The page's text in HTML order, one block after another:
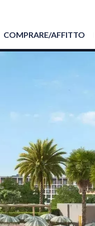
COMPRARE/AFFITTO